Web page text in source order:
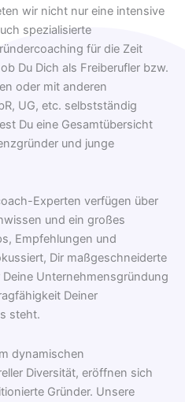
wir nicht nur eine intensive
spezialisierte
für die Zeit
Du Dich als Freiberufler bzw.
oder mit anderen
UG, etc. selbstständig
Du eine Gesamtübersicht
und junge
Experten verfügen über
und ein großes
Empfehlungen und
Dir maßgeschneiderte
Unternehmensgründung
Deiner
steht.
dynamischen
Diversität, eröffnen sich
Gründer. Unsere